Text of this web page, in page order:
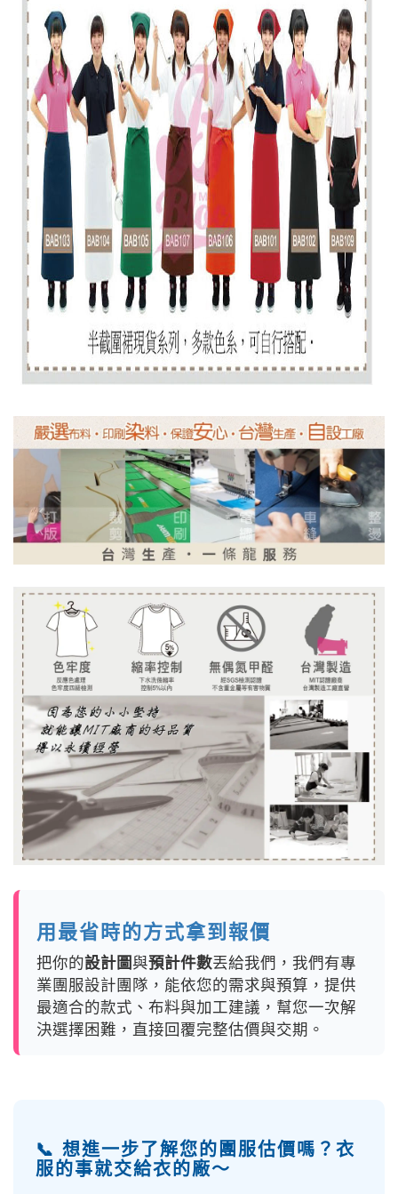
用最省時的方式拿到報價
把你的設計圖與預計件數丟給我們，我們有專
業團服設計團隊，能依您的需求與預算，提供
最適合的款式、布料與加工建議，幫您一次解
決選擇困難，直接回覆完整估價與交期。
📞 想進一步了解您的團服估價嗎？衣
服的事就交給衣的廠～